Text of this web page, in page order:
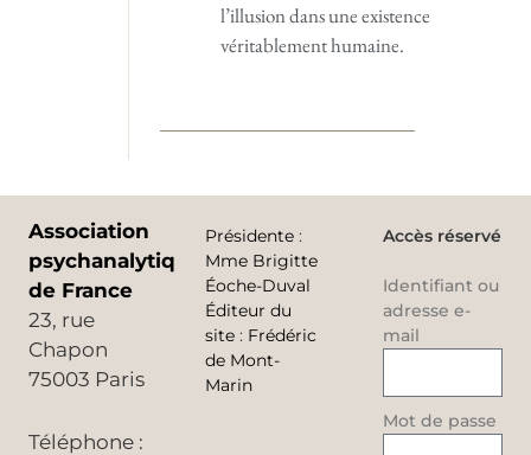
l’illusion dans une existence
véritablement humaine.
Association
psychanalytique
de France
23, rue
Chapon
75003 Paris
Téléphone :
Présidente :
Mme Brigitte
Éoche-Duval
Éditeur du
site : Frédéric
de Mont-
Marin
Accès réservé
Identifiant ou
adresse e-
mail
Mot de passe